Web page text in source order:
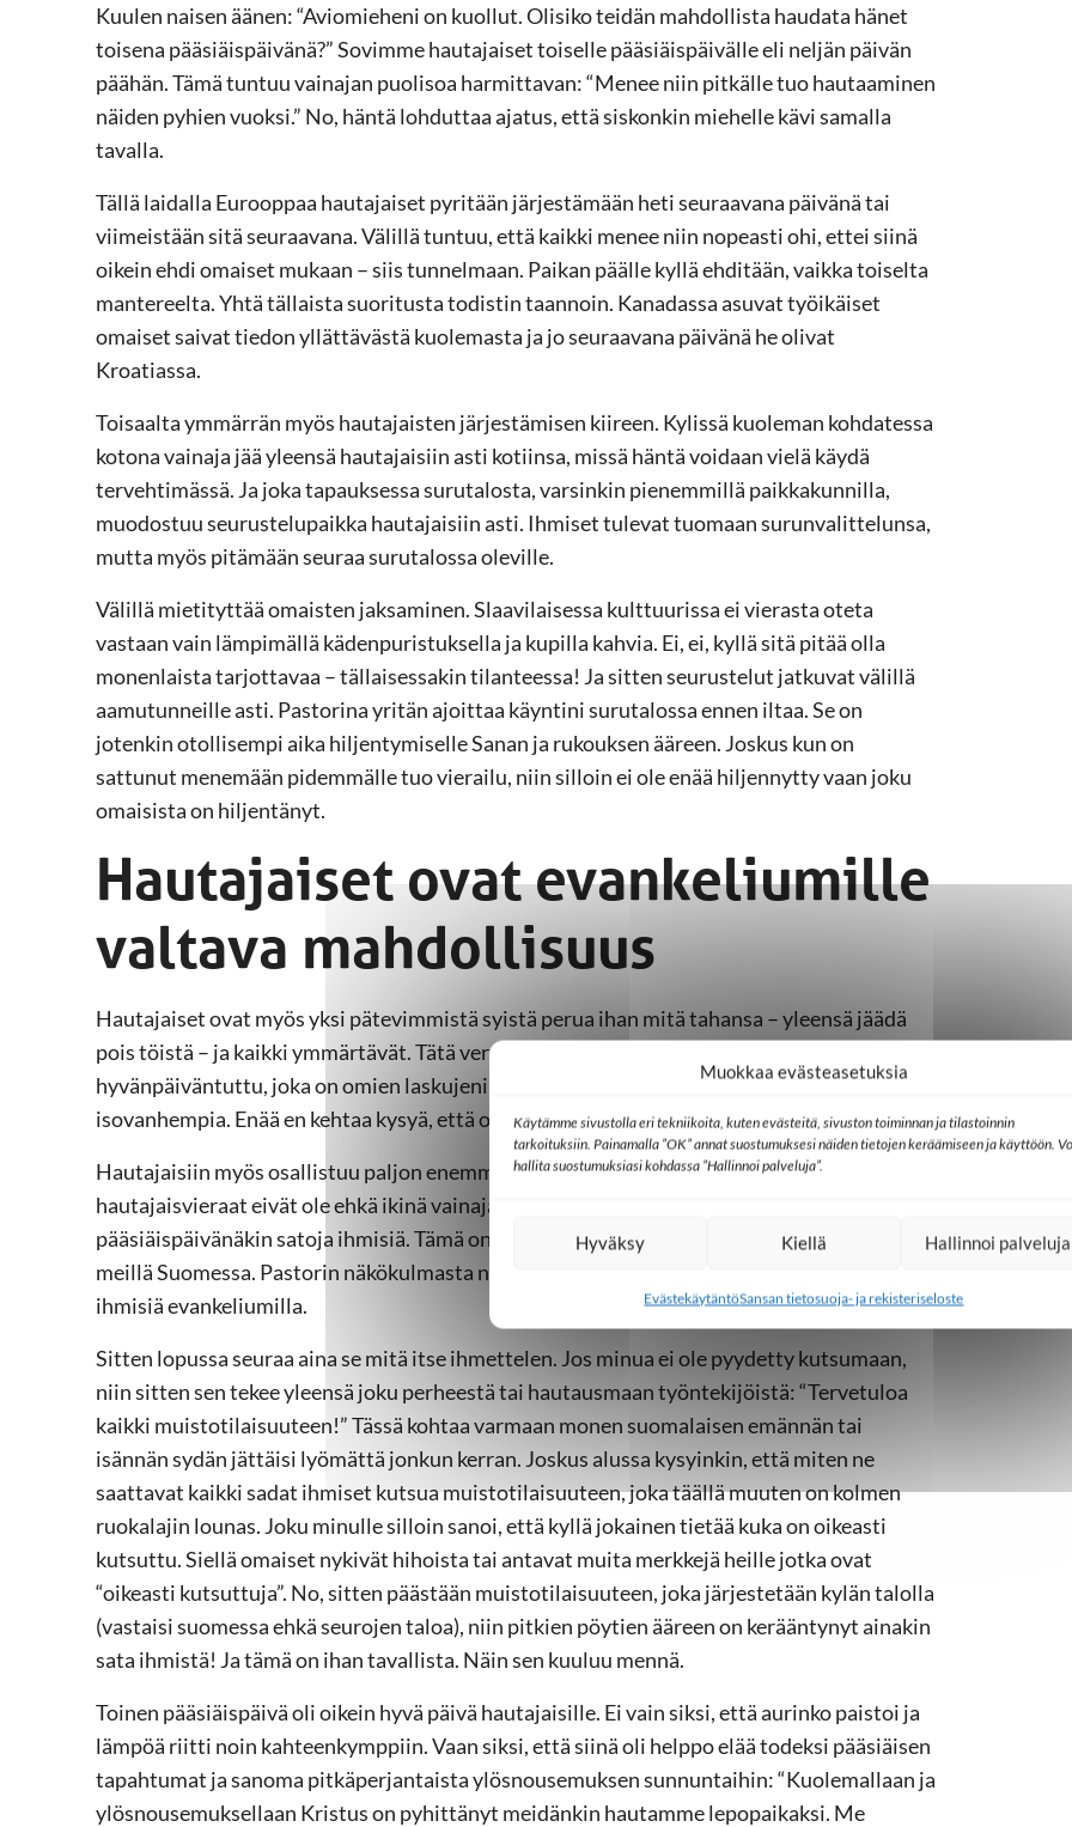
Muokkaa evästeasetuksia
Käytämme sivustolla eri tekniikoita, kuten evästeitä, sivuston toiminnan ja tilastoinnin
tarkoituksiin. Painamalla ”OK” annat suostumuksesi näiden tietojen keräämiseen ja käyttöön.
hallita suostumuksiasi kohdassa ”Hallinnoi palveluja”.
Hyväksy Kiellä Hallinnoi palveluja
EvästekäytäntöSansan tietosuoja- ja rekisteriseloste
Kuulen naisen äänen: “Aviomieheni on kuollut. Olisiko teidän mahdollista haudata hänet
toisena pääsiäispäivänä?” Sovimme hautajaiset toiselle pääsiäispäivälle eli neljän päivän
päähän. Tämä tuntuu vainajan puolisoa harmittavan: “Menee niin pitkälle tuo hautaaminen
näiden pyhien vuoksi.” No, häntä lohduttaa ajatus, että siskonkin miehelle kävi samalla
tavalla.
Tällä laidalla Eurooppaa hautajaiset pyritään järjestämään heti seuraavana päivänä tai
viimeistään sitä seuraavana. Välillä tuntuu, että kaikki menee niin nopeasti ohi, ettei siinä
oikein ehdi omaiset mukaan – siis tunnelmaan. Paikan päälle kyllä ehditään, vaikka toiselta
mantereelta. Yhtä tällaista suoritusta todistin taannoin. Kanadassa asuvat työikäiset
omaiset saivat tiedon yllättävästä kuolemasta ja jo seuraavana päivänä he olivat
Kroatiassa.
Toisaalta ymmärrän myös hautajaisten järjestämisen kiireen. Kylissä kuoleman kohdatessa
kotona vainaja jää yleensä hautajaisiin asti kotiinsa, missä häntä voidaan vielä käydä
tervehtimässä. Ja joka tapauksessa surutalosta, varsinkin pienemmillä paikkakunnilla,
muodostuu seurustelupaikka hautajaisiin asti. Ihmiset tulevat tuomaan surunvalittelunsa,
mutta myös pitämään seuraa surutalossa oleville.
Välillä mietityttää omaisten jaksaminen. Slaavilaisessa kulttuurissa ei vierasta oteta
vastaan vain lämpimällä kädenpuristuksella ja kupilla kahvia. Ei, ei, kyllä sitä pitää olla
monenlaista tarjottavaa – tällaisessakin tilanteessa! Ja sitten seurustelut jatkuvat välillä
aamutunneille asti. Pastorina yritän ajoittaa käyntini surutalossa ennen iltaa. Se on
jotenkin otollisempi aika hiljentymiselle Sanan ja rukouksen ääreen. Joskus kun on
sattunut menemään pidemmälle tuo vierailu, niin silloin ei ole enää hiljennytty vaan joku
omaisista on hiljentänyt.
Hautajaiset ovat evankeliumille
valtava mahdollisuus
Hautajaiset ovat myös yksi pätevimmistä syistä perua ihan mitä tahansa – yleensä jäädä
pois töistä – ja kaikki ymmärtävät. Tätä veruketta sitten käytetäänkin. Minulla on yksi
hyvänpäiväntuttu, joka on omien laskujeni mukaan haudannut vähintään pikkubussillisen
isovanhempia. Enää en kehtaa kysyä, että oliko vainaja äidin vai isän puolelta.
Hautajaisiin myös osallistuu paljon enemmän väkeä kuin Suomessa. Kaikki
hautajaisvieraat eivät ole ehkä ikinä vainajaa tavanneetkaan. Hautausmaalla oli toisena
pääsiäispäivänäkin satoja ihmisiä. Tämä on jotenkin paljon kollektiivisempi tapahtuma kuin
meillä Suomessa. Pastorin näkökulmasta nämä ovat valtavia mahdollisuuksia tavoittaa
ihmisiä evankeliumilla.
Sitten lopussa seuraa aina se mitä itse ihmettelen. Jos minua ei ole pyydetty kutsumaan,
niin sitten sen tekee yleensä joku perheestä tai hautausmaan työntekijöistä: “Tervetuloa
kaikki muistotilaisuuteen!” Tässä kohtaa varmaan monen suomalaisen emännän tai
isännän sydän jättäisi lyömättä jonkun kerran. Joskus alussa kysyinkin, että miten ne
saattavat kaikki sadat ihmiset kutsua muistotilaisuuteen, joka täällä muuten on kolmen
ruokalajin lounas. Joku minulle silloin sanoi, että kyllä jokainen tietää kuka on oikeasti
kutsuttu. Siellä omaiset nykivät hihoista tai antavat muita merkkejä heille jotka ovat
“oikeasti kutsuttuja”. No, sitten päästään muistotilaisuuteen, joka järjestetään kylän talolla
(vastaisi suomessa ehkä seurojen taloa), niin pitkien pöytien ääreen on kerääntynyt ainakin
sata ihmistä! Ja tämä on ihan tavallista. Näin sen kuuluu mennä.
Toinen pääsiäispäivä oli oikein hyvä päivä hautajaisille. Ei vain siksi, että aurinko paistoi ja
lämpöä riitti noin kahteenkymppiin. Vaan siksi, että siinä oli helppo elää todeksi pääsiäisen
tapahtumat ja sanoma pitkäperjantaista ylösnousemuksen sunnuntaihin: “Kuolemallaan ja
ylösnousemuksellaan Kristus on pyhittänyt meidänkin hautamme lepopaikaksi. Me